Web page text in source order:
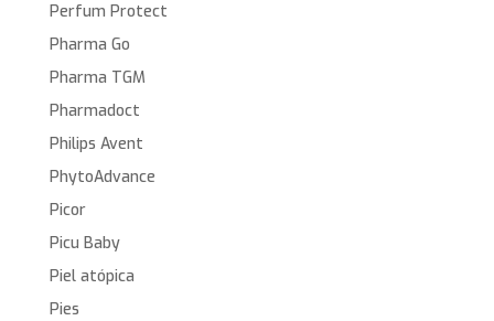
Perfum Protect
Pharma Go
Pharma TGM
Pharmadoct
Philips Avent
PhytoAdvance
Picor
Picu Baby
Piel atópica
Pies